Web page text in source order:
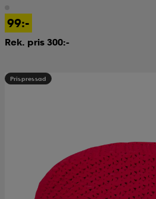
99:-
Rek. pris 300:-
Prispressad